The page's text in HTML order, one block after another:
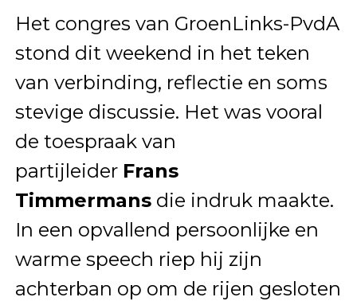
Het congres van GroenLinks-PvdA
stond dit weekend in het teken
van verbinding, reflectie en soms
stevige discussie. Het was vooral
de toespraak van
partijleider Frans
Timmermansdie indruk maakte.
In een opvallend persoonlijke en
warme speech riep hij zijn
achterban op om de rijen gesloten